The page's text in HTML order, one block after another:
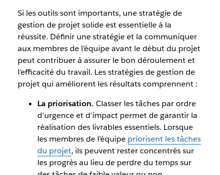
Si les outils sont importants, une stratégie de
gestion de projet solide est essentielle à la
réussite. Définir une stratégie et la communiquer
aux membres de l’équipe avant le début du projet
peut contribuer à assurer le bon déroulement et
l’efficacité du travail. Les stratégies de gestion de
projet qui améliorent les résultats comprennent :
La priorisation. Classer les tâches par ordre
d’urgence et d’impact permet de garantir la
réalisation des livrables essentiels. Lorsque
les membres de l’équipe priorisent les tâches
du projet, ils peuvent rester concentrés sur
les progrès au lieu de perdre du temps sur